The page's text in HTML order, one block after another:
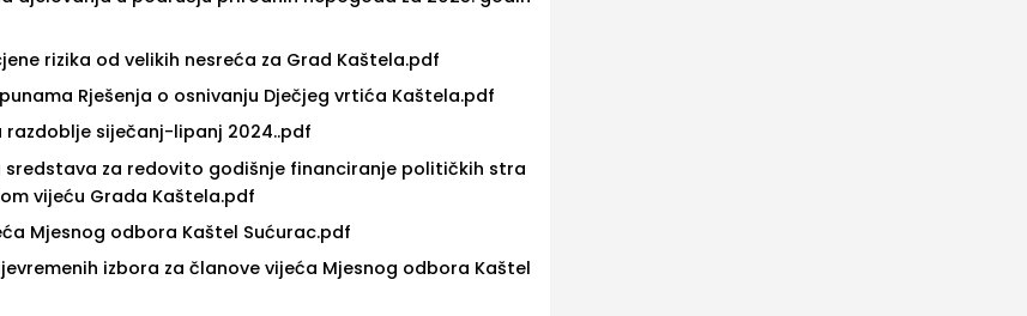
rizika od velikih nesreća za Grad Kaštela.pdf
Rješenja o osnivanju Dječjeg vrtića Kaštela.pdf
razdoblje siječanj-lipanj 2024..pdf
sredstava za redovito godišnje financiranje političkih stra
vijeću Grada Kaštela.pdf
Mjesnog odbora Kaštel Sućurac.pdf
izbora za članove vijeća Mjesnog odbora Kaštel